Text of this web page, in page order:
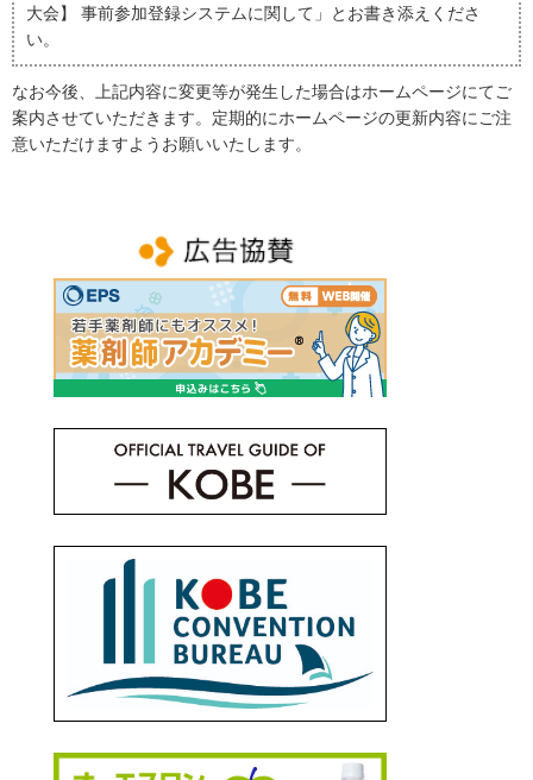
大会】 事前参加登録システムに関して」とお書き添えくださ
い。
なお今後、上記内容に変更等が発生した場合はホームページにてご
案内させていただきます。定期的にホームページの更新内容にご注
意いただけますようお願いいたします。